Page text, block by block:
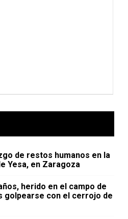
de restos humanos en la
Yesa, en Zaragoza
herido en el campo de
golpearse con el cerrojo de